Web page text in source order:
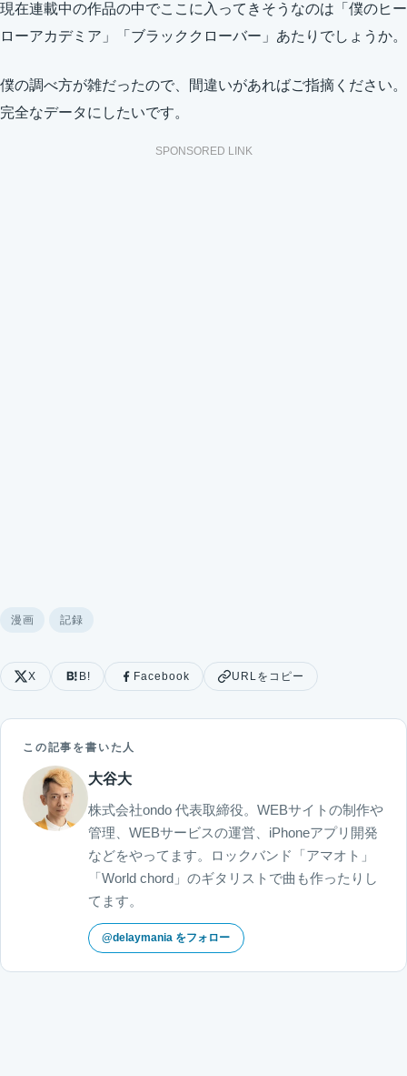
現在連載中の作品の中でここに入ってきそうなのは「僕のヒー
ローアカデミア」「ブラッククローバー」あたりでしょうか。
僕の調べ方が雑だったので、間違いがあればご指摘ください。
完全なデータにしたいです。
SPONSORED LINK
漫画 記録
X B! Facebook URLをコピー
この記事を書いた人
大谷大
株式会社ondo 代表取締役。WEBサイトの制作や
管理、WEBサービスの運営、iPhoneアプリ開発
などをやってます。ロックバンド「アマオト」
「World chord」のギタリストで曲も作ったりし
てます。
@delaymania をフォロー